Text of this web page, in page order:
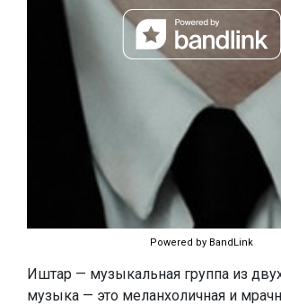
Powered by BandLink
Иштар — музыкальная группа из
музыка — это меланхоличная и